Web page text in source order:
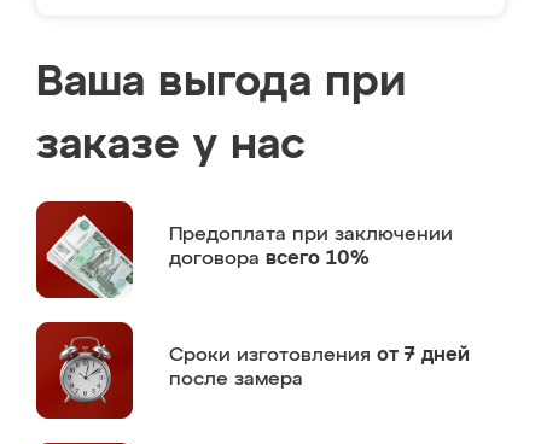
Ваша выгода при
заказе у нас
Предоплата при заключении
договора всего 10%
Сроки изготовления от 7 дней
после замера